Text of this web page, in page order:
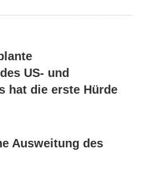
US- und
hat die erste Hürde
Ausweitung des